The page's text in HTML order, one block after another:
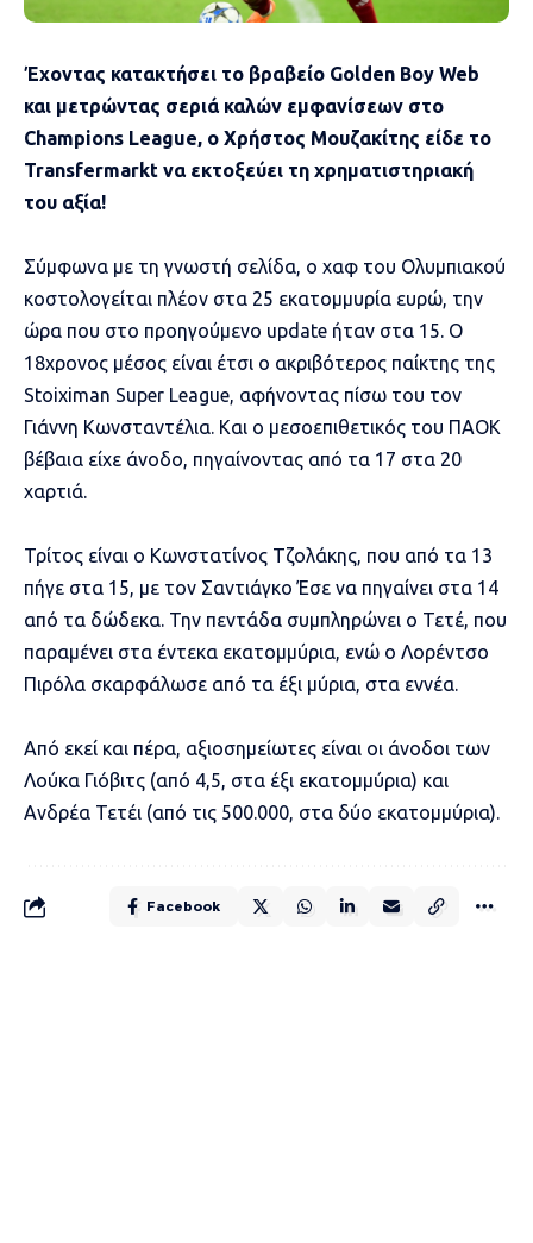
Έχοντας κατακτήσει το βραβείο Golden Boy Web
και μετρώντας σεριά καλών εμφανίσεων στο
Champions League, ο Χρήστος Μουζακίτης είδε το
Transfermarkt να εκτοξεύει τη χρηματιστηριακή
του αξία!
Σύμφωνα με τη γνωστή σελίδα, ο χαφ του Ολυμπιακού
κοστολογείται πλέον στα 25 εκατομμυρία ευρώ, την
ώρα που στο προηγούμενο update ήταν στα 15. Ο
18χρονος μέσος είναι έτσι ο ακριβότερος παίκτης της
Stoiximan Super League, αφήνοντας πίσω του τον
Γιάννη Κωνσταντέλια. Και ο μεσοεπιθετικός του ΠΑΟΚ
βέβαια είχε άνοδο, πηγαίνοντας από τα 17 στα 20
χαρτιά.
Τρίτος είναι ο Κωνστατίνος Τζολάκης, που από τα 13
πήγε στα 15, με τον Σαντιάγκο Έσε να πηγαίνει στα 14
από τα δώδεκα. Την πεντάδα συμπληρώνει ο Τετέ, που
παραμένει στα έντεκα εκατομμύρια, ενώ ο Λορέντσο
Πιρόλα σκαρφάλωσε από τα έξι μύρια, στα εννέα.
Από εκεί και πέρα, αξιοσημείωτες είναι οι άνοδοι των
Λούκα Γιόβιτς (από 4,5, στα έξι εκατομμύρια) και
Ανδρέα Τετέι (από τις 500.000, στα δύο εκατομμύρια).
Facebook